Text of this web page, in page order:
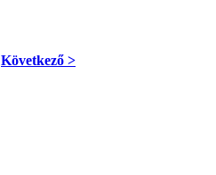
Következő >